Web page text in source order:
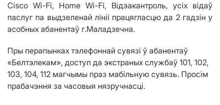
Cisco Wi-Fi, Home Wi-Fi, Відэакантроль, усіх відаў
паслуг па выдзеленай лініі працягласцю да 2 гадзін у
асобных абанентаў г.Маладзечна.
Пры перапынках тэлефоннай сувязі ў абанентаў
«Белтэлекам», доступ да экстраных службаў 101, 102,
103, 104, 112 магчымы праз мабільную сувязь. Просім
прабачэння за часовыя нязручнасці.